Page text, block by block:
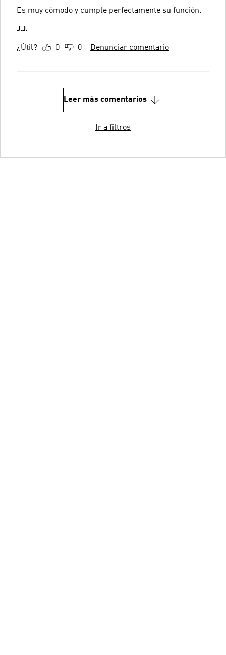
Es muy cómodo y cumple perfectamente su función.
J.J.
¿Útil? 0 0 Denunciar comentario
Leer más comentarios
Ir a filtros